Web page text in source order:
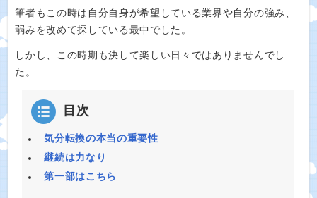
筆者もこの時は自分自身が希望している業界や自分の強み、
弱みを改めて探している最中でした。
しかし、この時期も決して楽しい日々ではありませんでし
た。
目次
気分転換の本当の重要性
継続は力なり
第一部はこちら